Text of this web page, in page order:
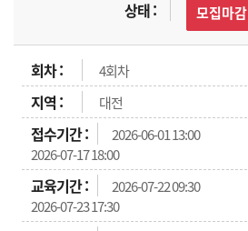
모집마감
4회차
대전
2026-06-01 13:00
2026-07-17 18:00
2026-07-22 09:30
2026-07-23 17:30